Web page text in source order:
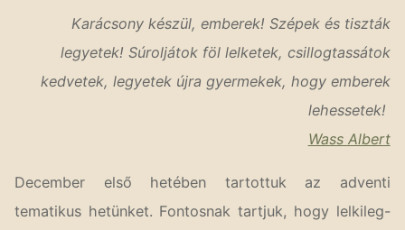
Karácsony készül, emberek! Szépek és tiszták
legyetek! Súroljátok föl lelketek, csillogtassátok
kedvetek, legyetek újra gyermekek, hogy emberek
lehessetek!
Wass Albert
December első hetében tartottuk az adventi
tematikus hetünket. Fontosnak tartjuk, hogy lelkileg-